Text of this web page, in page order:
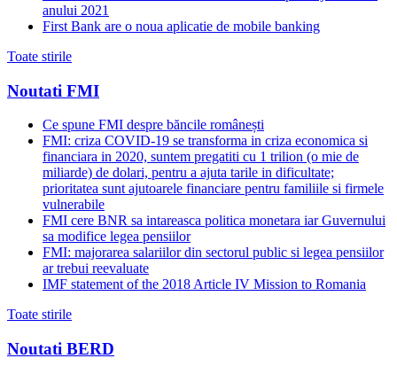
anului 2021
First Bank are o noua aplicatie de mobile banking
Toate stirile
Noutati FMI
Ce spune FMI despre băncile românești
FMI: criza COVID-19 se transforma in criza economica si
financiara in 2020, suntem pregatiti cu 1 trilion (o mie de
miliarde) de dolari, pentru a ajuta tarile in dificultate;
prioritatea sunt ajutoarele financiare pentru familiile si firmele
vulnerabile
FMI cere BNR sa intareasca politica monetara iar Guvernului
sa modifice legea pensiilor
FMI: majorarea salariilor din sectorul public si legea pensiilor
ar trebui reevaluate
IMF statement of the 2018 Article IV Mission to Romania
Toate stirile
Noutati BERD